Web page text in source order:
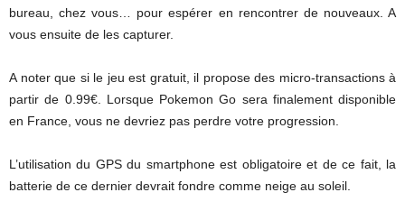
bureau, chez vous… pour espérer en rencontrer de nouveaux. A
vous ensuite de les capturer.
A noter que si le jeu est gratuit, il propose des micro-transactions à
partir de 0.99€. Lorsque Pokemon Go sera finalement disponible
en France, vous ne devriez pas perdre votre progression.
L’utilisation du GPS du smartphone est obligatoire et de ce fait, la
batterie de ce dernier devrait fondre comme neige au soleil.